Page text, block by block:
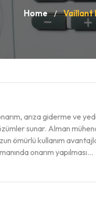
Home / Vaillant
arıza giderme ve
sunar. Alman
ömürlü kullanım
onarım yapılması…